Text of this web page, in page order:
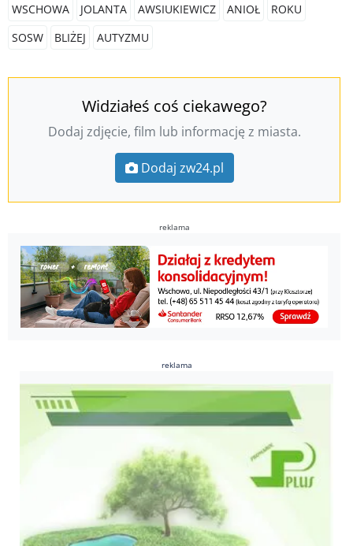
WSCHOWA JOLANTA AWSIUKIEWICZ ANIOŁ
ROKU
SOSW
BLIŻEJ AUTYZMU
Widziałeś coś ciekawego?
Dodaj zdjęcie, film lub informację z miasta.
Dodaj zw24.pl
reklama
reklama